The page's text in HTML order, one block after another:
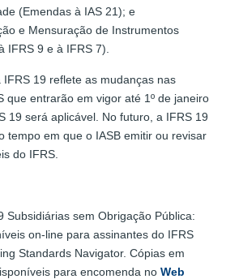
(Emendas à IAS 21); e
e Mensuração de Instrumentos
IFRS 9 e à IFRS 7).
19 reflete as mudanças nas
que entrarão em vigor até 1º de janeiro
19 será aplicável. No futuro, a IFRS 19
tempo em que o IASB emitir ou revisar
do IFRS.
Subsidiárias sem Obrigação Pública:
on-line para assinantes do IFRS
Standards Navigator. Cópias em
para encomenda no Web